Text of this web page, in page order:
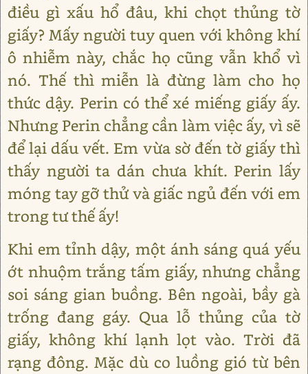
điều gì xấu hổ đâu, khi chọt thủng tờ
giấy? Mấy người tuy quen với không khí
ô nhiễm này, chắc họ cũng vẫn khổ vì
nó. Thế thì miễn là đừng làm cho họ
thức dậy. Perin có thể xé miếng giấy ấy.
Nhưng Perin chẳng cần làm việc ấy, vì sẽ
để lại dấu vết. Em vừa sờ đến tờ giấy thì
thấy người ta dán chưa khít. Perin lấy
móng tay gỡ thử và giấc ngủ đến với em
trong tư thế ấy!
Khi em tỉnh dậy, một ánh sáng quá yếu
ớt nhuộm trắng tấm giấy, nhưng chẳng
soi sáng gian buồng. Bên ngoài, bầy gà
trống đang gáy. Qua lỗ thủng của tờ
giấy, không khí lạnh lọt vào. Trời đã
rạng đông. Mặc dù co luồng gió từ bên